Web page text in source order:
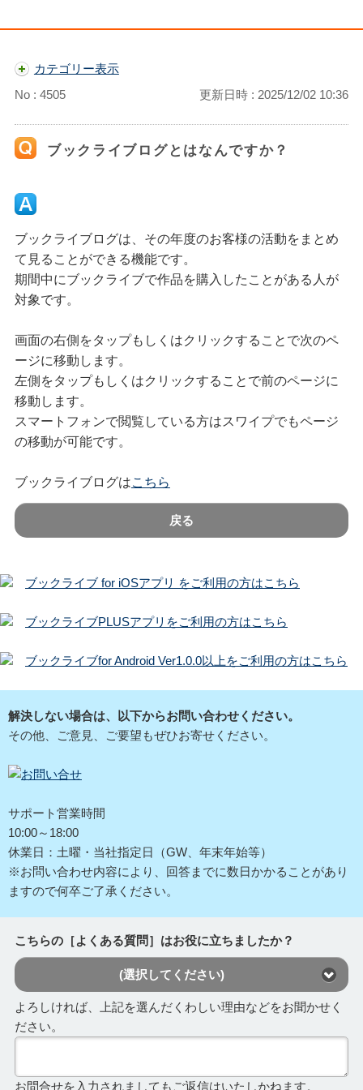
カテゴリー表示
No : 4505
更新日時 : 2025/12/02 10:36
ブックライブログとはなんですか？
ブックライブログは、その年度のお客様の活動をまとめ
て見ることができる機能です。
期間中にブックライブで作品を購入したことがある人が
対象です。
画面の右側をタップもしくはクリックすることで次のペ
ージに移動します。
左側をタップもしくはクリックすることで前のページに
移動します。
スマートフォンで閲覧している方はスワイプでもページ
の移動が可能です。
ブックライブログはこちら
戻る
ブックライブ for iOSアプリ をご利用の方はこちら
ブックライブPLUSアプリをご利用の方はこちら
ブックライブfor Android Ver1.0.0以上をご利用の方はこちら
解決しない場合は、以下からお問い合わせください。
その他、ご意見、ご要望もぜひお寄せください。
サポート営業時間
10:00～18:00
休業日：土曜・当社指定日（GW、年末年始等）
※お問い合わせ内容により、回答までに数日かかることがあり
ますので何卒ご了承ください。
こちらの［よくある質問］はお役に立ちましたか？
(選択してください)
よろしければ、上記を選んだくわしい理由などをお聞かせく
ださい。
お問合せを入力されましてもご返信はいたしかねます。